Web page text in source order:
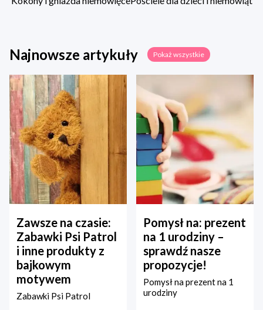
Najnowsze artykuły Pokaż wszystkie
Zawsze na czasie:
Zabawki Psi Patrol
i inne produkty z
bajkowym
motywem
Zabawki Psi Patrol
Pomysł na: prezent
na 1 urodziny –
sprawdź nasze
propozycje!
Pomysł na prezent na 1
urodziny